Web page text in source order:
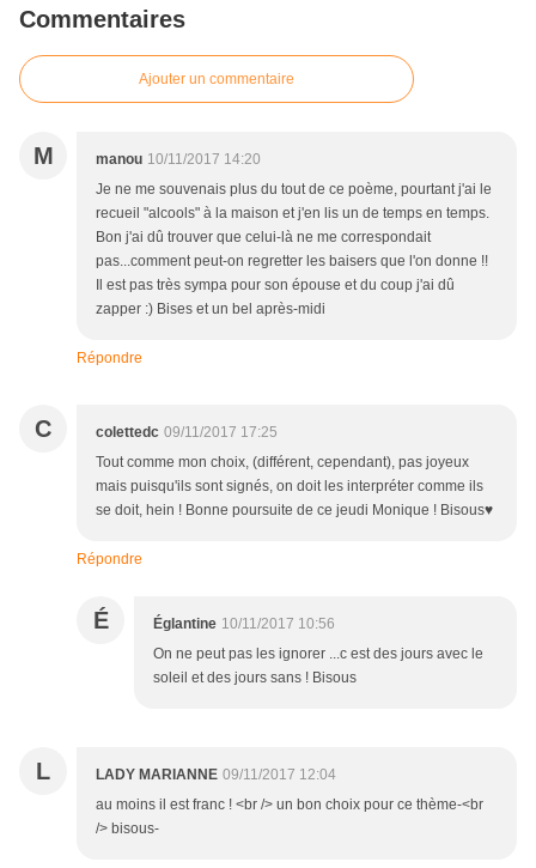
Commentaires
Ajouter un commentaire
M manou 10/11/2017 14:20
Je ne me souvenais plus du tout de ce poème, pourtant j'ai le
recueil "alcools" à la maison et j'en lis un de temps en temps.
Bon j'ai dû trouver que celui-là ne me correspondait
pas...comment peut-on regretter les baisers que l'on donne !!
Il est pas très sympa pour son épouse et du coup j'ai dû
zapper :) Bises et un bel après-midi
Répondre
C colettedc 09/11/2017 17:25
Tout comme mon choix, (différent, cependant), pas joyeux
mais puisqu'ils sont signés, on doit les interpréter comme ils
se doit, hein ! Bonne poursuite de ce jeudi Monique ! Bisous♥
Répondre
É Églantine 10/11/2017 10:56
On ne peut pas les ignorer ...c est des jours avec le
soleil et des jours sans ! Bisous
L LADY MARIANNE 09/11/2017 12:04
au moins il est franc ! <br /> un bon choix pour ce thème-<br
/> bisous-